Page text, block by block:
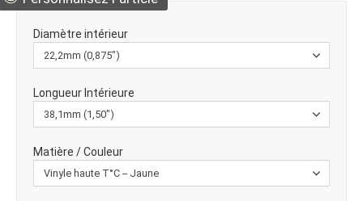
Diamètre intérieur
Longueur Intérieure
Matière / Couleur